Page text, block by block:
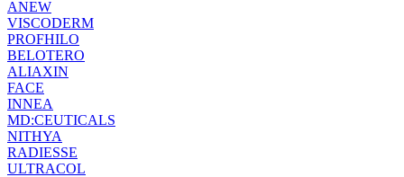
ANEW
VISCODERM
PROFHILO
BELOTERO
ALIAXIN
FACE
INNEA
MD:CEUTICALS
NITHYA
RADIESSE
ULTRACOL